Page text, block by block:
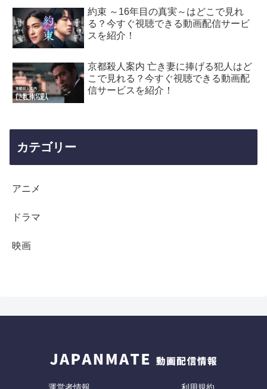
約束 ～16年目の真実～はどこで見れ
る？今すぐ視聴できる動画配信サービ
スを紹介！
京都殺人案内 亡き妻に捧げる犯人はど
こで見れる？今すぐ視聴できる動画配
信サービスを紹介！
カテゴリー
アニメ
ドラマ
映画
運営者情報 利用規約